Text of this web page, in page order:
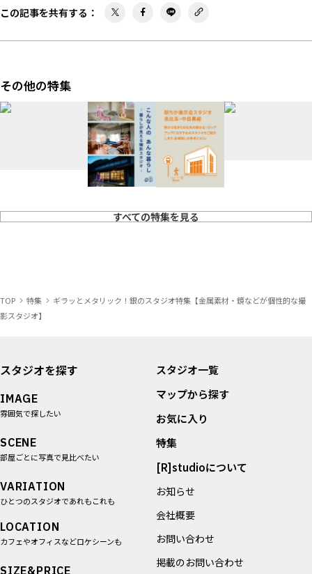
この記事を共有する ：
その他の特集
すべての特集を見る
TOP 特集
ギラッとメタリック！銀のスタジオ特集【金属素材・鏡などが個性的な撮
影スタジオ】
スタジオを探す
IMAGE
雰囲気で探したい
SCENE
部屋ごとに写真で見比べたい
VARIATION
ひとつのスタジオであれもこれも
LOCATION
カフェやオフィスなどロケシーンも
SIZE&PRICE
スタジオ一覧
マップから探す
お気に入り
特集
[R]studioについて
お知らせ
会社概要
お問い合わせ
掲載のお問い合わせ